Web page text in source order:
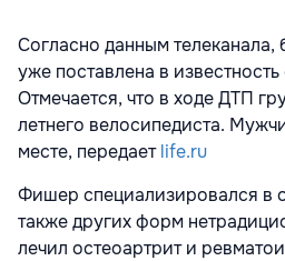
Согласно данным телеканала,
уже поставлена в
Отмечается, что в ходе ДТП
летнего велосипедиста.
месте, передаетlife.ru
Фишер специализировался в
также других форм
лечил остеоартрит и